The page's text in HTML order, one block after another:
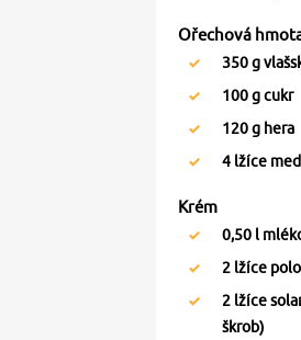
Ořechová
350g
100g cukr
120g hera
4 lžíce med
Krém
0,50 l
2 lžíce
2 lžíce
škrob)